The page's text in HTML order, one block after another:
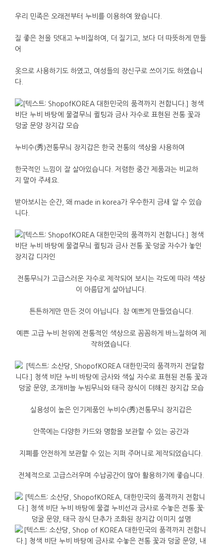
우리 민족은 오래전부터 누비를 이용하여 왔습니다
질 좋은 천을 덧대고 누비질하여 더 질기고 보다 더 따뜻하게
만들
어
옷으로 사용하기도 하였고 여성들의 장신구로 쓰이기도 하였습니
다
누비수(秀)전통무늬 장지갑은 한국 전통의 색상을 사용하여
한국적인 느낌이 잘 살아있습니다 저렴한 중간 제품과는 비교하
지
말아 주세요
받아보시는 순간 왜 made in korea가 우수한지 금새 알 수 있습
니다
전통무늬가 고급스러운 자수로 제작되어 보시는 각도에 따라 색상
이
아름답게 살아납니다
튼튼하게만 만든 것이 아닙니다. 참 예쁘게 만들었습니다.
예쁜 고급 누비 천위에 전통적인 색상으로 꼼꼼하게 바느질하여 제
작하였습니다
실용성이 높은 인기 제품인 누비수(秀)전통무늬 장지갑은
안쪽에는 다양한 카드와 명함을 보관할 수 있는 공간과
지폐를 안전하게 보관할 수 있는 지퍼 주머니로 제작되었습니다
전체적으로 고급스러우며 수납공간이 많아 활용하기에 좋습니다.